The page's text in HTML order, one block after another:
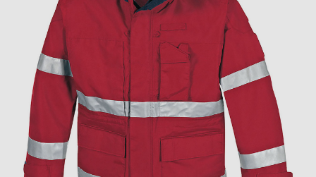
springen
springen